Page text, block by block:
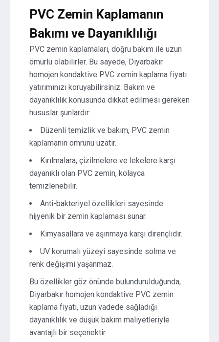
PVC Zemin Kaplamanın
Bakımı ve Dayanıklılığı
PVC zemin kaplamaları, doğru bakım ile uzun
ömürlü olabilirler. Bu sayede, Diyarbakır
homojen kondaktive PVC zemin kaplama fiyatı
yatırımınızı koruyabilirsiniz. Bakım ve
dayanıklılık konusunda dikkat edilmesi gereken
hususlar şunlardır:
Düzenli temizlik ve bakım, PVC zemin
kaplamanın ömrünü uzatır.
Kırılmalara, çizilmelere ve lekelere karşı
dayanıklı olan PVC zemin, kolayca
temizlenebilir.
Anti-bakteriyel özellikleri sayesinde
hijyenik bir zemin kaplaması sunar.
Kimyasallara ve aşınmaya karşı dirençlidir.
UV korumalı yüzeyi sayesinde solma ve
renk değişimi yaşanmaz.
Bu özellikler göz önünde bulundurulduğunda,
Diyarbakır homojen kondaktive PVC zemin
kaplama fiyatı, uzun vadede sağladığı
dayanıklılık ve düşük bakım maliyetleriyle
avantajlı bir seçenektir.